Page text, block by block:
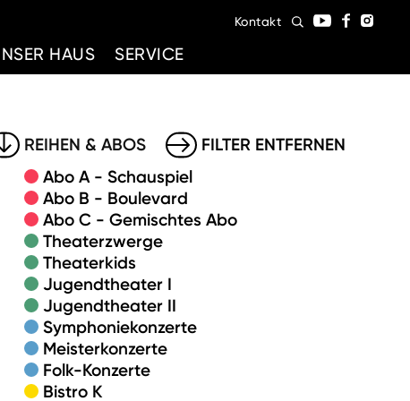
HAUS SERVICE
Kontakt
REIHEN & ABOS
Abo A - Schauspiel
Abo B - Boulevard
Abo C - Gemischtes Abo
Theaterzwerge
Theaterkids
Jugendtheater I
Jugendtheater II
Symphoniekonzerte
Meisterkonzerte
Folk-Konzerte
Bistro K
FILTER ENTFERNEN